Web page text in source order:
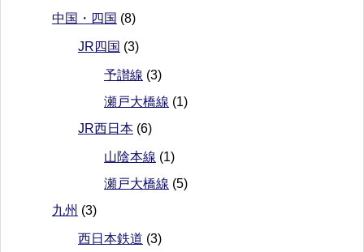
中国・四国 (8)
JR四国 (3)
予讃線 (3)
瀬戸大橋線 (1)
JR西日本 (6)
山陰本線 (1)
瀬戸大橋線 (5)
九州 (3)
西日本鉄道 (3)